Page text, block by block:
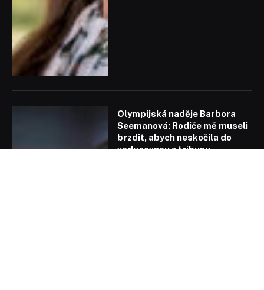
Olympijská naděje Barbora
Seemanová: Rodiče mě museli
brzdit, abych neskočila do
vody rovnou z tribuny